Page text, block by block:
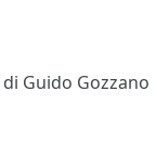
Guido Gozzano